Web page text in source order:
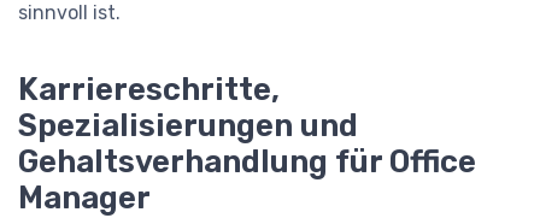
sinnvoll ist.
Karriereschritte,
Spezialisierungen und
Gehaltsverhandlung für Office
Manager